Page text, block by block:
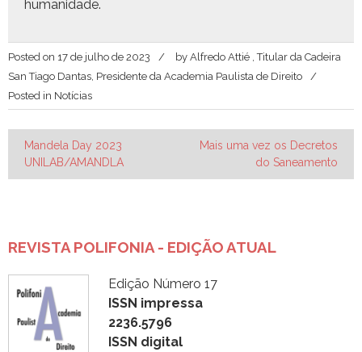
humanidade.
Posted on 17 de julho de 2023 by Alfredo Attié , Titular da Cadeira
San Tiago Dantas, Presidente da Academia Paulista de Direito
Posted in Notícias
Navegação
de
Mandela Day 2023
UNILAB/AMANDLA
Mais uma vez os Decretos
do Saneamento
REVISTA POLIFONIA - EDIÇÃO ATUAL
Edição Número 17
ISSN impressa
2236.5796
ISSN digital